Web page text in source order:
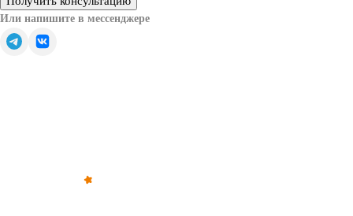
Или напишите в мессенджере